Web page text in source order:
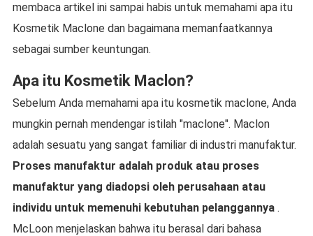
membaca artikel ini sampai habis untuk memahami apa itu
Kosmetik Maclone dan bagaimana memanfaatkannya
sebagai sumber keuntungan.
Apa itu Kosmetik Maclon?
Sebelum Anda memahami apa itu kosmetik maclone, Anda
mungkin pernah mendengar istilah "maclone". Maclon
adalah sesuatu yang sangat familiar di industri manufaktur.
Proses manufaktur adalah produk atau proses
manufaktur yang diadopsi oleh perusahaan atau
individu untuk memenuhi kebutuhan pelanggannya.
McLoon menjelaskan bahwa itu berasal dari bahasa